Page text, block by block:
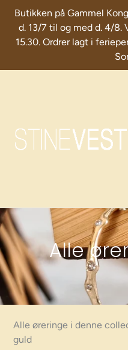
Skip
content
Butikken på Gammel
d. 13/7 til og med d. 4/8.
15.30. Ordrer lagt i
C
o
l
l
Alle
Alle øreringe i denne
guld